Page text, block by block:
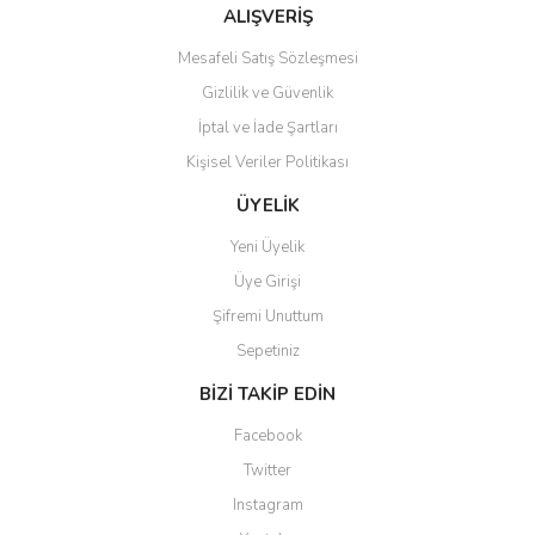
Bu ürüne benzer farklı alternatifler olmalı.
Gönder
ALIŞVERİŞ
Mesafeli Satış Sözleşmesi
Gizlilik ve Güvenlik
İptal ve İade Şartları
Kişisel Veriler Politikası
ÜYELİK
Yeni Üyelik
Üye Girişi
Şifremi Unuttum
Sepetiniz
BİZİ TAKİP EDİN
Facebook
Twitter
Instagram